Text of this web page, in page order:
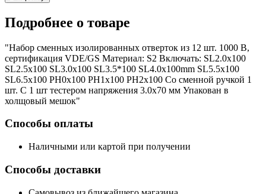
Подробнее о товаре
"Набор сменных изолированных отверток из 12 шт. 1000 В,
сертификация VDE/GS Материал: S2 Включать: SL2.0x100
SL2.5x100 SL3.0x100 SL3.5*100 SL4.0x100mm SL5.5x100
SL6.5x100 РН0х100 РН1х100 РН2х100 Со сменной ручкой 1
шт. С 1 шт тестером напряжения 3.0x70 мм Упакован в
холщовый мешок"
Способы оплаты
Наличными или картой при получении
Способы доставки